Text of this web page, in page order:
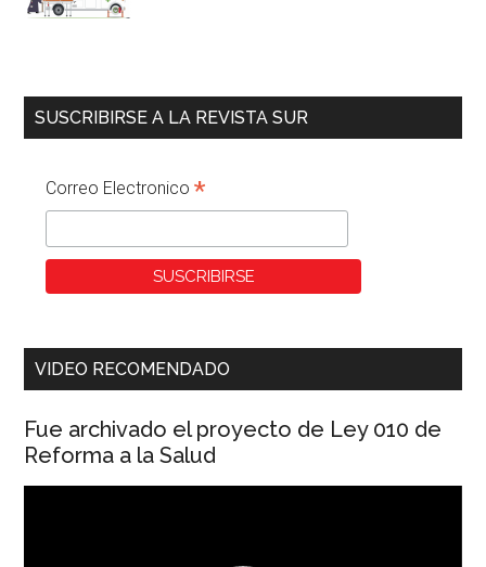
SUSCRIBIRSE A LA REVISTA SUR
Correo Electronico*
VIDEO RECOMENDADO
Fue archivado el proyecto de Ley 010 de
Reforma a la Salud